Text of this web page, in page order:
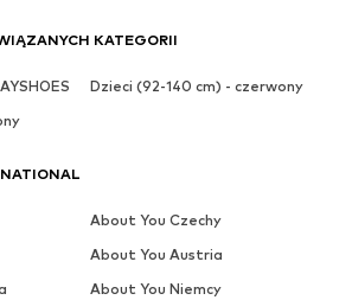
KATEGORII
Dzieci (92-140 cm) - czerwony
About You Czechy
About You Austria
About You Niemcy